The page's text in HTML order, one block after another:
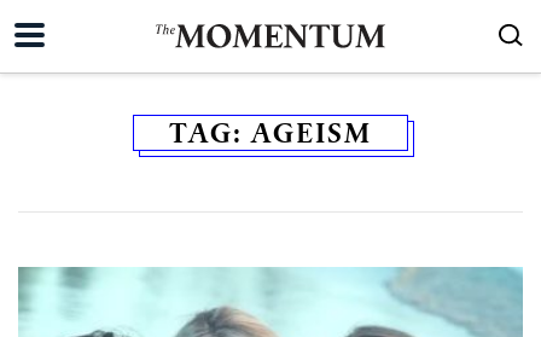
TAG:AGEISM